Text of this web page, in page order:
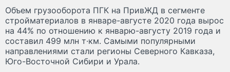
Объем грузооборота ПГК на ПривЖД в сегменте
стройматериалов в январе-августе 2020 года вырос
на 44% по отношению к январю-августу 2019 года и
составил 499 млн т·км. Самыми популярными
направлениями стали регионы Северного Кавказа,
Юго-Восточной Сибири и Урала.